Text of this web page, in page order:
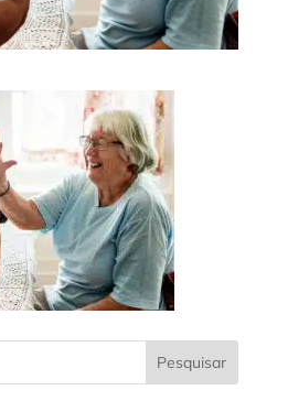
Pesquisar